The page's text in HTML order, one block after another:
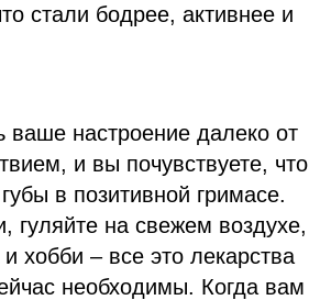
стали бодрее, активнее и
ваше настроение далеко от
и вы почувствуете, что
в позитивной гримасе.
гуляйте на свежем воздухе,
хобби – все это лекарства
необходимы. Когда вам